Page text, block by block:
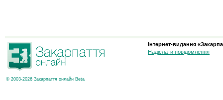
© 2003-2026 Закарпаття онлайн Beta
Інтернет-видання
Надіслати повідомлення